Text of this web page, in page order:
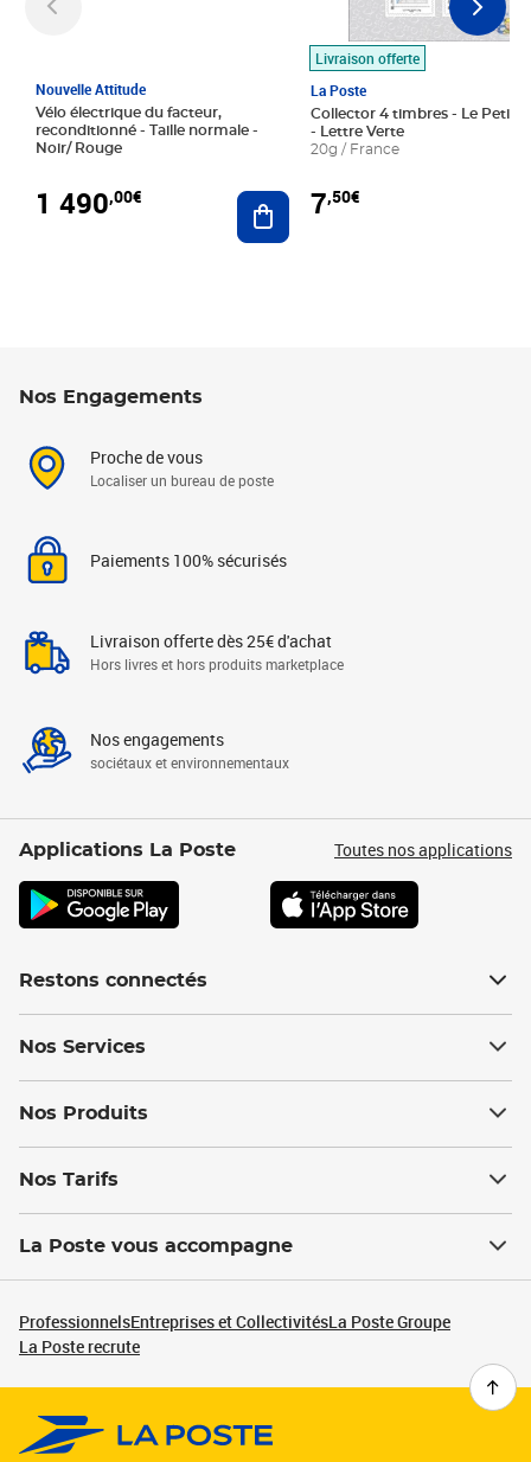
Nouvelle Attitude
Vélo électrique du facteur,
reconditionné - Taille normale -
Noir/ Rouge
1 490,00€ Ajouter au panier
Livraison offerte
La Poste
Collector 4 timbres - Le Petit
- Lettre Verte
20g / France
7,50€
Nos Engagements
Proche de vous
Localiser un bureau de poste
Paiements 100% sécurisés
Livraison offerte dès 25€ d'achat
Hors livres et hors produits marketplace
Nos engagements
sociétaux et environnementaux
Applications La Poste Toutes nos applications
Restons connectés
Nos Services
Nos Produits
Nos Tarifs
La Poste vous accompagne
ProfessionnelsEntreprises et CollectivitésLa Poste Groupe
La Poste recrute